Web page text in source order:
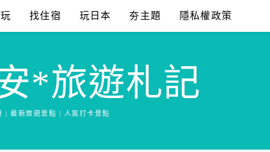
找住宿 玩日本 夯主題 隱私權政策
*旅遊札記
| 最新旅遊景點 | 人氣打卡景點